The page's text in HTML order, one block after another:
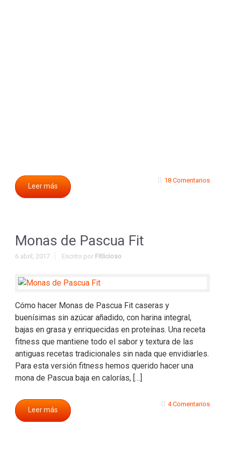
Leer más
18 Comentarios
Monas de Pascua Fit
6 abril, 2017 Escrito por Fitlicioso
Cómo hacer Monas de Pascua Fit caseras y
buenísimas sin azúcar añadido, con harina integral,
bajas en grasa y enriquecidas en proteínas. Una receta
fitness que mantiene todo el sabor y textura de las
antiguas recetas tradicionales sin nada que envidiarles.
Para esta versión fitness hemos querido hacer una
mona de Pascua baja en calorías, […]
Leer más
4 Comentarios